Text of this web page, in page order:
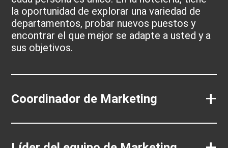
la oportunidad de explorar una variedad de
departamentos, probar nuevos puestos y
encontrar el que mejor se adapte a usted y a
sus objetivos.
Coordinador de Marketing +